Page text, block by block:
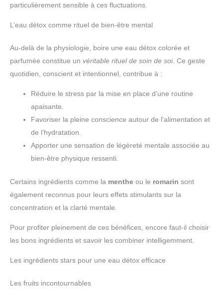
particulièrement sensible à ces fluctuations.
L’eau détox comme rituel de bien-être mental
Au-delà de la physiologie, boire une eau détox colorée et
parfumée constitue un véritable rituel de soin de soi. Ce geste
quotidien, conscient et intentionnel, contribue à :
Réduire le stress par la mise en place d’une routine
apaisante.
Favoriser la pleine conscience autour de l’alimentation et
de l’hydratation.
Apporter une sensation de légèreté mentale associée au
bien-être physique ressenti.
Certains ingrédients comme la menthe ou le romarin sont
également reconnus pour leurs effets stimulants sur la
concentration et la clarté mentale.
Pour profiter pleinement de ces bénéfices, encore faut-il choisir
les bons ingrédients et savoir les combiner intelligemment.
Les ingrédients stars pour une eau détox efficace
Les fruits incontournables